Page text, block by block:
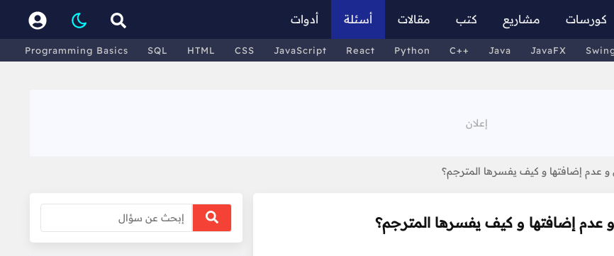
كورسات مشاريع كتب مقالات أسئلة أدوات
Programming Basics SQL HTML CSS JavaScript React Python C++ Java JavaFX
و عدم إضافتها و كيف يفسرها المترجم؟
عدم إضافتها و كيف يفسرها المترجم؟